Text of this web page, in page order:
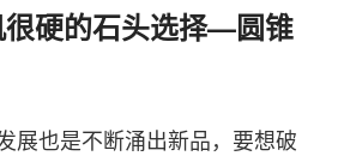
很硬的石头选择—圆锥
展也是不断涌出新品，要想破